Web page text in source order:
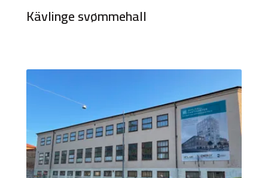
Kävlinge svømmehall